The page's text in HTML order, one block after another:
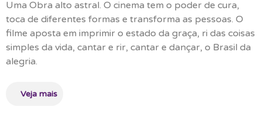
Uma Obra alto astral. O cinema tem o poder de cura,
toca de diferentes formas e transforma as pessoas. O
filme aposta em imprimir o estado da graça, ri das coisas
simples da vida, cantar e rir, cantar e dançar, o Brasil da
alegria.
Veja mais